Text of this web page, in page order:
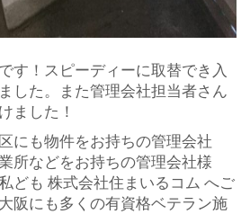
す！スピーディーに取替でき入
した。また管理会社担当者さん
ました！
にも物件をお持ちの管理会社
所などをお持ちの管理会社様
ども 株式会社住まいるコム へご
阪にも多くの有資格ベテラン施